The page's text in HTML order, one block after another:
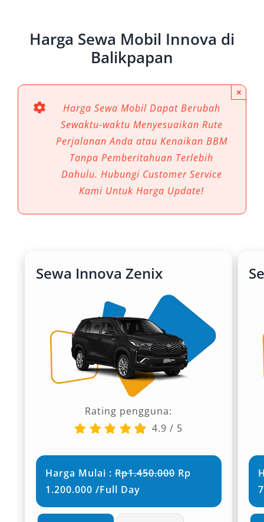
Harga Sewa Mobil Innova di
Balikpapan
Harga Sewa Mobil Dapat Berubah
Sewaktu-waktu Menyesuaikan Rute
Perjalanan Anda atau Kenaikan BBM
Tanpa Pemberitahuan Terlebih
Dahulu. Hubungi Customer Service
Kami Untuk Harga Update!
×
Sewa Innova Zenix
Rating pengguna:
4.9 / 5
Harga Mulai :Rp1.450.000Rp
1.200.000 /Full Day